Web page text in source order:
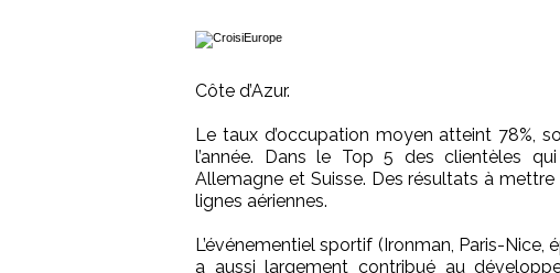
Côte d’Azur.
Le taux d’occupation moyen atteint 78%,
l’année. Dans le Top 5 des clientèles
Allemagne et Suisse. Des résultats à
lignes aériennes.
L’événementiel sportif (Ironman, Paris-
a aussi largement contribué au